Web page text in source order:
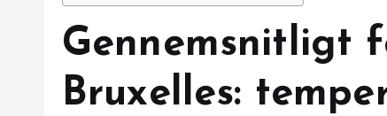
Gennemsnitligt
Bruxelles: